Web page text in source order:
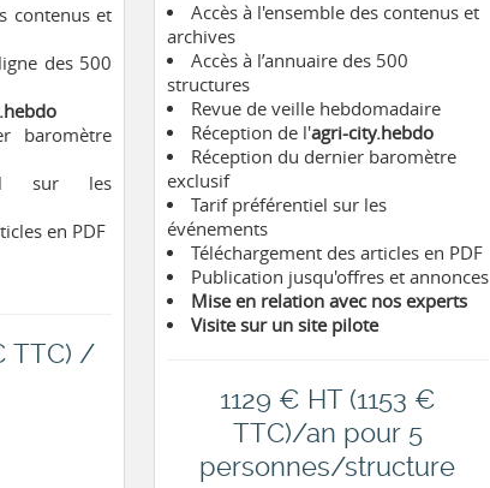
contenus et
des 500
baromètre
sur les
en PDF
TTC) /
Accès à l'ensemble des contenus et
archives
Accès à l’annuaire des 500
structures
Revue de veille hebdomadaire
Réception de l'agri-city.hebdo
Réception du dernier baromètre
exclusif
Tarif préférentiel sur les
événements
Téléchargement des articles en PDF
Publication jusqu'offres et annonces
Mise en relation avec nos experts
Visite sur un site pilote
1129 € HT (1153 €
TTC)/an pour 5
personnes/structure